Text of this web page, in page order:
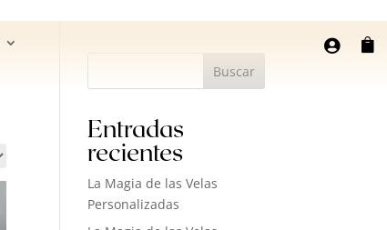
 
Buscar
Entradas
recientes
La Magia de las Velas
Personalizadas